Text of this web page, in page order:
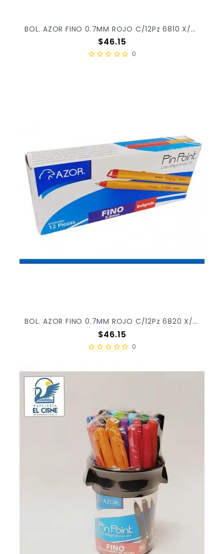
BOL. AZOR FINO 0.7MM ROJO C/12Pz 6810 X/30
Precio
$46.15
0
BOL. AZOR FINO 0.7MM ROJO C/12Pz 6820 X/30
Precio
$46.15
0